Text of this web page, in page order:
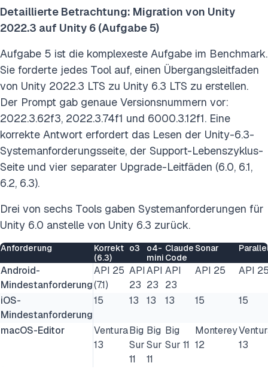
Detaillierte Betrachtung: Migration von Unity
2022.3 auf Unity 6 (Aufgabe 5)
Aufgabe 5 ist die komplexeste Aufgabe im Benchmark.
Sie forderte jedes Tool auf, einen Übergangsleitfaden
von Unity 2022.3 LTS zu Unity 6.3 LTS zu erstellen.
Der Prompt gab genaue Versionsnummern vor:
2022.3.62f3, 2022.3.74f1 und 6000.3.12f1. Eine
korrekte Antwort erfordert das Lesen der Unity-6.3-
Systemanforderungsseite, der Support-Lebenszyklus-
Seite und vier separater Upgrade-Leitfäden (6.0, 6.1,
6.2, 6.3).
Drei von sechs Tools gaben Systemanforderungen für
Unity 6.0 anstelle von Unity 6.3 zurück.
Anforderung
Korrekt
(6.3)
o3
o4-
mini
Claude
Code
Sonar
Android-
Mindestanforderung
API 25
(7.1)
API
23
API
23
API
23
API 25 API
iOS-
Mindestanforderung
15 13 13 13 15 15
macOS-Editor
Ventura
13
Big
Sur
11
Big
Sur
11
Big
Sur 11
Monterey
12
13